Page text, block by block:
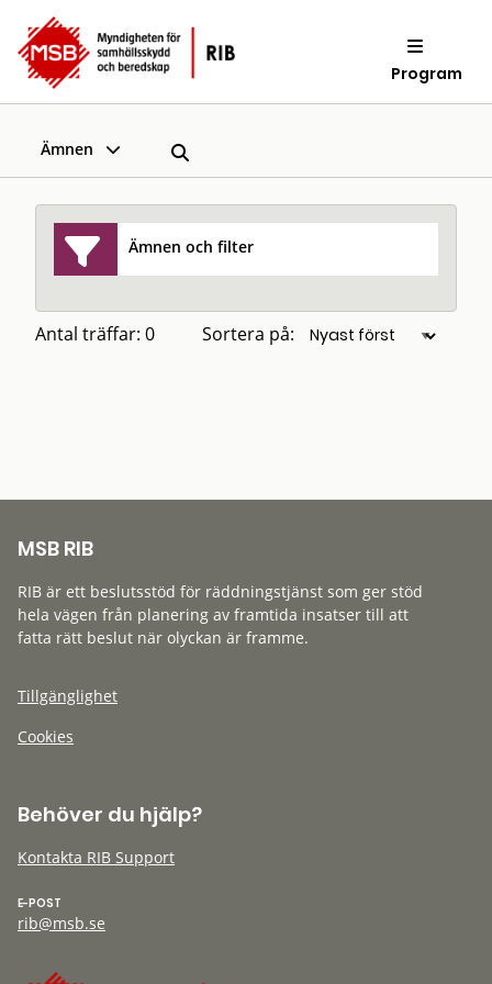
Program
Ämnen
Ämnen och filter
Antal träffar: 0 Sortera på:
MSB RIB
RIB är ett beslutsstöd för räddningstjänst som ger stöd
hela vägen från planering av framtida insatser till att
fatta rätt beslut när olyckan är framme.
Tillgänglighet
Cookies
Behöver du hjälp?
Kontakta RIB Support
E-POST
rib@msb.se